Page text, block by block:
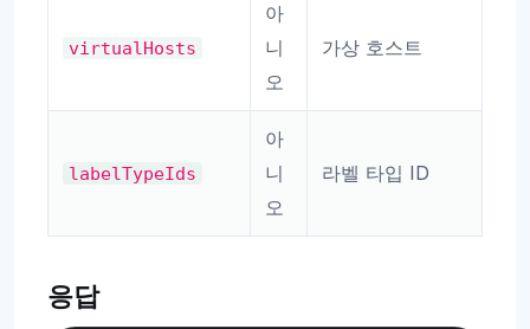
virtualHosts
아
니
오
가상 호스트
labelTypeIds
아
니
오
라벨 타입 ID
응답